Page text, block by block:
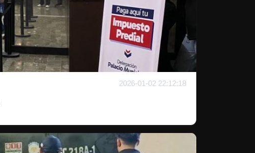
2026-01-02 22:12:18